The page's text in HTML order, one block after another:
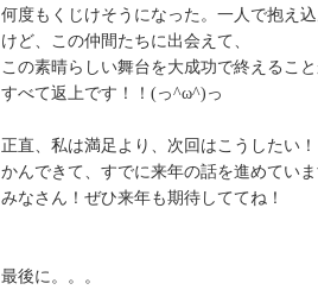
何度もくじけそうになった。一人で抱え
けど、この仲間たちに出会えて、
この素晴らしい舞台を大成功で終えること
すべて返上です！！(っ^ω^)っ
正直、私は満足より、次回はこうしたい
かんできて、すでに来年の話を進めてい
みなさん！ぜひ来年も期待しててね！
最後に。。。